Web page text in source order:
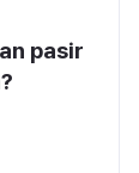
pasir